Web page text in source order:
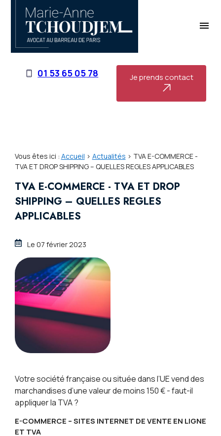
menu
01 53 65 05 78 Je prends contact
Vous êtes ici : Accueil > Actualités > TVA E-COMMERCE -
TVA ET DROP SHIPPING – QUELLES REGLES APPLICABLES
TVA E-COMMERCE - TVA ET DROP
SHIPPING – QUELLES REGLES
APPLICABLES
Le 07 février 2023
Votre société française ou située dans l’UE vend des
marchandises d’une valeur de moins 150 € - faut-il
appliquer la TVA ?
E-COMMERCE – SITES INTERNET DE VENTE EN LIGNE
ET TVA
Panneau de gestion des cookies